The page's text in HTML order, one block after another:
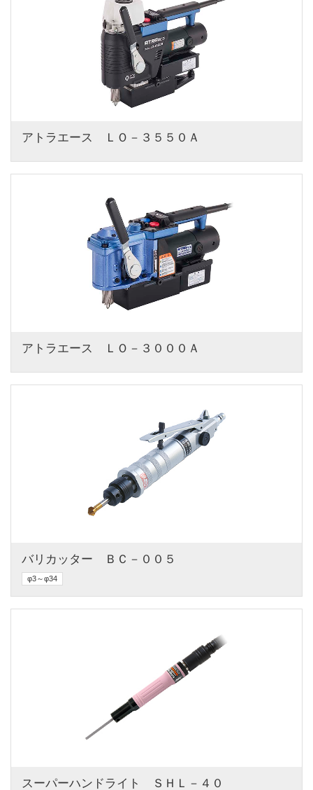
アトラエース　ＬＯ－３５５０Ａ
アトラエース　ＬＯ－３０００Ａ
バリカッター　ＢＣ－００５
φ3～φ34
スーパーハンドライト　ＳＨＬ－４０